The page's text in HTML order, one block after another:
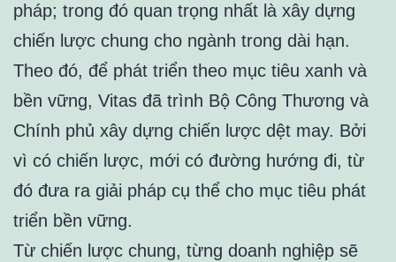
pháp; trong đó quan trọng nhất là xây dựng
chiến lược chung cho ngành trong dài hạn.
Theo đó, để phát triển theo mục tiêu xanh và
bền vững, Vitas đã trình Bộ Công Thương và
Chính phủ xây dựng chiến lược dệt may. Bởi
vì có chiến lược, mới có đường hướng đi, từ
đó đưa ra giải pháp cụ thể cho mục tiêu phát
triển bền vững.
Từ chiến lược chung, từng doanh nghiệp sẽ